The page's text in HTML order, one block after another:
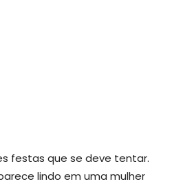
festas que se deve tentar.
lindo em uma mulher